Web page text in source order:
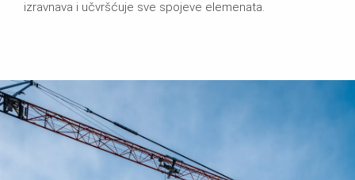
izravnava i učvršćuje sve spojeve elemenata.